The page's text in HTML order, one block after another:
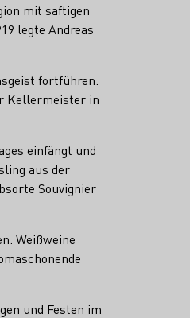
mit saftigen
legte Andreas
fortführen.
Kellermeister in
einfängt und
aus der
Souvignier
Weißweine
und Festen im